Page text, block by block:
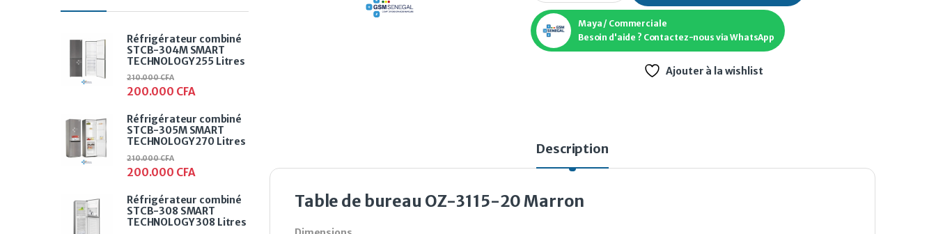
Maya / Commerciale
Besoin d'aide ? Contactez-nous via WhatsApp
Ajouter à la wishlist
Description
Table de bureau OZ-3115-20 Marron
Réfrigérateur combiné
STCB-304M SMART
TECHNOLOGY 255 Litres
200.000 CFA
210.000CFA
Réfrigérateur combiné
STCB-305M SMART
TECHNOLOGY 270 Litres
200.000 CFA
210.000CFA
Réfrigérateur combiné
STCB-308 SMART
TECHNOLOGY 308 Litres